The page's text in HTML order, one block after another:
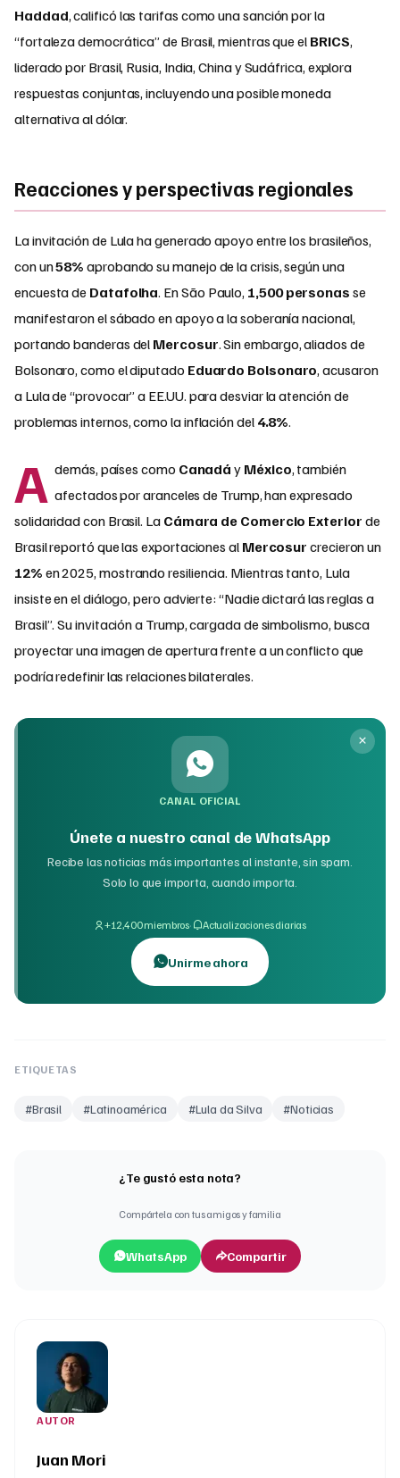
Haddad, calificó las tarifas como una sanción por la
“fortaleza democrática” de Brasil, mientras que el BRICS,
liderado por Brasil, Rusia, India, China y Sudáfrica, explora
respuestas conjuntas, incluyendo una posible moneda
alternativa al dólar.
Reacciones y perspectivas regionales
La invitación de Lula ha generado apoyo entre los brasileños,
con un58% aprobando su manejo de la crisis, según una
encuesta de Datafolha. En São Paulo, 1,500 personas se
manifestaron el sábado en apoyo a la soberanía nacional,
portando banderas del Mercosur. Sin embargo, aliados de
Bolsonaro, como el diputado Eduardo Bolsonaro, acusaron
a Lula de “provocar” a EE.UU. para desviar la atención de
problemas internos, como la inflación del 4.8%.
A demás, países como Canadá y México, también
afectados por aranceles de Trump, han expresado
solidaridad con Brasil. La Cámara de Comercio Exterior de
Brasil reportó que las exportaciones al Mercosur crecieron un
12% en 2025, mostrando resiliencia. Mientras tanto, Lula
insiste en el diálogo, pero advierte: “Nadie dictará las reglas a
Brasil”. Su invitación a Trump, cargada de simbolismo, busca
proyectar una imagen de apertura frente a un conflicto que
podría redefinir las relaciones bilaterales.
CANAL OFICIAL
Únete a nuestro canal de WhatsApp
Recibe las noticias más importantes al instante, sin spam.
Solo lo que importa, cuando importa.
+12,400 miembros· Actualizaciones diarias
Unirme ahora
ETIQUETAS
#Brasil #Latinoamérica #Lula da Silva #Noticias
¿Te gustó esta nota?
Compártela con tus amigos y familia
WhatsApp Compartir
AUTOR
Juan Mori